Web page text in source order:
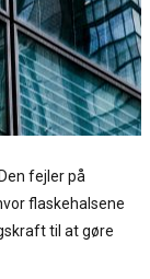
fejler på
flaskehalsene
til at gøre